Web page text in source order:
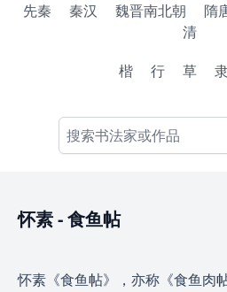
先秦 秦汉 魏晋南北朝 隋
清
楷
行 草
怀素-食鱼帖
怀素《食鱼帖》，亦称《食鱼肉